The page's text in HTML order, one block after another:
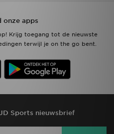
onze apps
Krijg toegang tot de nieuwste
terwijl je on the go bent.
Sports nieuwsbrief